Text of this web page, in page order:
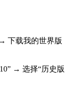
下载我的世界版
→ 选择“历史版